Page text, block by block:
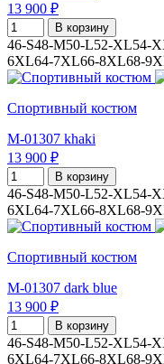
13 900 ₽
В корзину
46-S48-M50-L52-XL54-
6XL64-7XL66-8XL68-
Спортивный костюм
M-01307 khaki
13 900 ₽
В корзину
46-S48-M50-L52-XL54-
6XL64-7XL66-8XL68-
Спортивный костюм
M-01307 dark blue
13 900 ₽
В корзину
46-S48-M50-L52-XL54-
6XL64-7XL66-8XL68-